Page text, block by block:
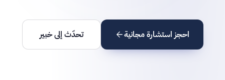
احجز استشارة مجانية تحدّث إلى خبير